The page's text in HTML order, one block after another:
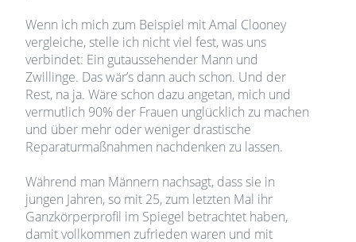
Wenn ich mich zum Beispiel mit Amal Clooney
vergleiche, stelle ich nicht viel fest, was uns
verbindet: Ein gutaussehender Mann und
Zwillinge. Das wär’s dann auch schon. Und der
Rest, na ja. Wäre schon dazu angetan, mich und
vermutlich 90% der Frauen unglücklich zu machen
und über mehr oder weniger drastische
Reparaturmaßnahmen nachdenken zu lassen.
Während man Männern nachsagt, dass sie in
jungen Jahren, so mit 25, zum letzten Mal ihr
Ganzkörperprofil im Spiegel betrachtet haben,
damit vollkommen zufrieden waren und mit